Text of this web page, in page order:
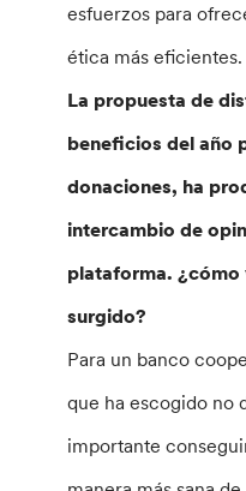
esfuerzos para
ética más eficientes.
La propuesta de
beneficios del año
donaciones, ha
intercambio de
plataforma. ¿cómo
surgido?
Para un banco
que ha escogido no
importante